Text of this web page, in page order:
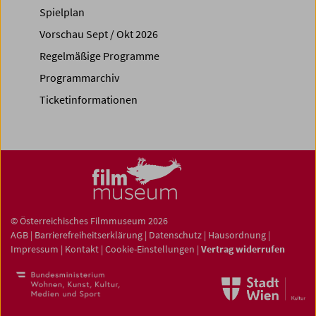
Spielplan
Vorschau Sept / Okt 2026
Regelmäßige Programme
Programmarchiv
Ticketinformationen
© Österreichisches Filmmuseum 2026
AGB | Barrierefreiheitserklärung | Datenschutz | Hausordnung |
Impressum | Kontakt | Cookie-Einstellungen | Vertrag widerrufen